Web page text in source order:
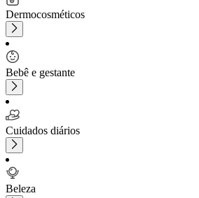
Dermocosméticos
Bebê e gestante
Cuidados diários
Beleza